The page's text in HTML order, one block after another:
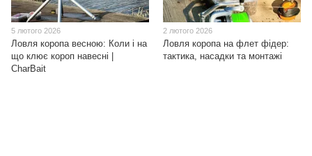
5 лютого 2026
Ловля коропа весною: Коли і на
що клює короп навесні |
CharBait
2 лютого 2026
Ловля коропа на флет фідер:
тактика, насадки та монтажі